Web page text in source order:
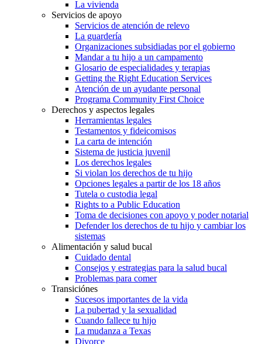
La vivienda
Servicios de apoyo
Servicios de atención de relevo
La guardería
Organizaciones subsidiadas por el gobierno
Mandar a tu hijo a un campamento
Glosario de especialidades y terapias
Getting the Right Education Services
Atención de un ayudante personal
Programa Community First Choice
Derechos y aspectos legales
Herramientas legales
Testamentos y fideicomisos
La carta de intención
Sistema de justicia juvenil
Los derechos legales
Si violan los derechos de tu hijo
Opciones legales a partir de los 18 años
Tutela o custodia legal
Rights to a Public Education
Toma de decisiones con apoyo y poder notarial
Defender los derechos de tu hijo y cambiar los
sistemas
Alimentación y salud bucal
Cuidado dental
Consejos y estrategias para la salud bucal
Problemas para comer
Transiciónes
Sucesos importantes de la vida
La pubertad y la sexualidad
Cuando fallece tu hijo
La mudanza a Texas
Divorce